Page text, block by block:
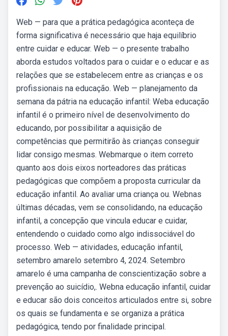
Web — para que a prática pedagógica aconteça de
forma significativa é necessário que haja equilíbrio
entre cuidar e educar. Web — o presente trabalho
aborda estudos voltados para o cuidar e o educar e as
relações que se estabelecem entre as crianças e os
profissionais na educação. Web — planejamento da
semana da pátria na educação infantil: Weba educação
infantil é o primeiro nível de desenvolvimento do
educando, por possibilitar a aquisição de
competências que permitirão às crianças conseguir
lidar consigo mesmas. Webmarque o item correto
quanto aos dois eixos norteadores das práticas
pedagógicas que compõem a proposta curricular da
educação infantil. Ao avaliar uma criança ou. Webnas
últimas décadas, vem se consolidando, na educação
infantil, a concepção que vincula educar e cuidar,
entendendo o cuidado como algo indissociável do
processo. Web — atividades, educação infantil,
setembro amarelo setembro 4, 2024. Setembro
amarelo é uma campanha de conscientização sobre a
prevenção ao suicídio,. Webna educação infantil, cuidar
e educar são dois conceitos articulados entre si, sobre
os quais se fundamenta e se organiza a prática
pedagógica, tendo por finalidade principal.